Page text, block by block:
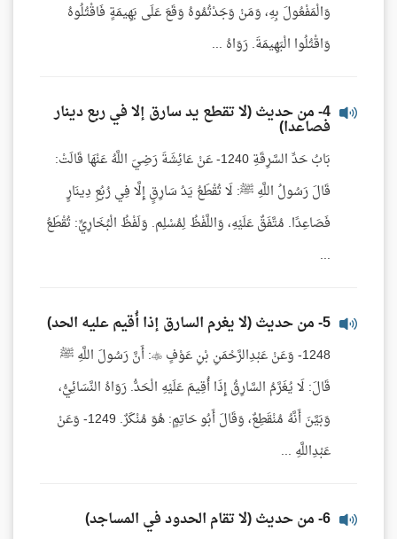
وَالْمَفْعُولَ بِهِ، وَمَنْ وَجَدْتُمُوهُ وَقَعَ عَلَى بَهِيمَةٍ فَاقْتُلُوهُ
وَاقْتُلُوا الْبَهِيمَةَ. رَوَاهُ ...
4- من حديث (لا تقطع يد سارق إلا في ربع دينار
فصاعدا)
بَابُ حَدِّ السَّرِقَةِ 1240- عَنْ عَائِشَةَ رَضِيَ اللَّهُ عَنْهَا قَالَتْ:
قَالَ رَسُولُ اللَّهِ ﷺ: لَا تُقْطَعُ يَدُ سَارِقٍ إِلَّا فِي رُبُعِ دِينَارٍ
فَصَاعِدًا. مُتَّفَقٌ عَلَيْهِ، وَاللَّفْظُ لِمُسْلِم. وَلَفْظُ الْبُخَارِيِّ: تُقْطَعُ
...
5- من حديث (لا يغرم السارق إذا أُقيم عليه الحد)
1248- وَعَنْ عَبْدِالرَّحْمَنِ بْنِ عَوْفٍ : أَنَّ رَسُولَ اللَّهِ ﷺ
قَالَ: لَا يُغَرَّمُ السَّارِقُ إِذَا أُقِيمَ عَلَيْهِ الْحَدُّ. رَوَاهُ النَّسَائِيُّ،
وَبَيَّنَ أَنَّهُ مُنْقَطِعٌ، وَقَالَ أَبُو حَاتِمٍ: هُوَ مُنْكَرٌ. 1249- وَعَنْ
عَبْدِاللَّهِ ...
6- من حديث (لا تقام الحدود في المساجد)